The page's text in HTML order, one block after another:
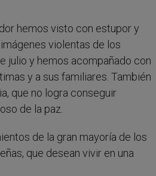
hemos visto con estupor y
violentas de los
julio y hemos acompañado con
y a sus familiares. También
que no logra conseguir
de la paz.
de la gran mayoría de los
que desean vivir en una